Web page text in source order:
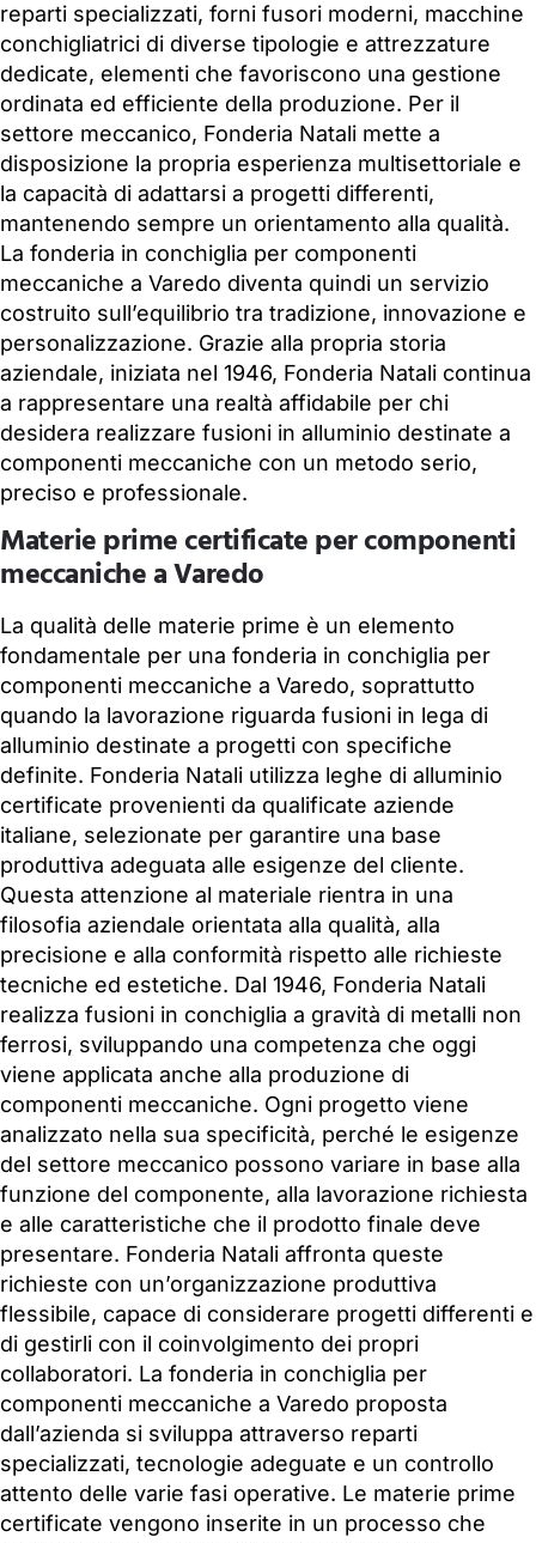
reparti specializzati, forni fusori moderni, macchine
conchigliatrici di diverse tipologie e attrezzature
dedicate, elementi che favoriscono una gestione
ordinata ed efficiente della produzione. Per il
settore meccanico, Fonderia Natali mette a
disposizione la propria esperienza multisettoriale e
la capacità di adattarsi a progetti differenti,
mantenendo sempre un orientamento alla qualità.
La fonderia in conchiglia per componenti
meccaniche a Varedo diventa quindi un servizio
costruito sull’equilibrio tra tradizione, innovazione e
personalizzazione. Grazie alla propria storia
aziendale, iniziata nel 1946, Fonderia Natali continua
a rappresentare una realtà affidabile per chi
desidera realizzare fusioni in alluminio destinate a
componenti meccaniche con un metodo serio,
preciso e professionale.
Materie prime certificate per componenti
meccaniche a Varedo
La qualità delle materie prime è un elemento
fondamentale per una fonderia in conchiglia per
componenti meccaniche a Varedo, soprattutto
quando la lavorazione riguarda fusioni in lega di
alluminio destinate a progetti con specifiche
definite. Fonderia Natali utilizza leghe di alluminio
certificate provenienti da qualificate aziende
italiane, selezionate per garantire una base
produttiva adeguata alle esigenze del cliente.
Questa attenzione al materiale rientra in una
filosofia aziendale orientata alla qualità, alla
precisione e alla conformità rispetto alle richieste
tecniche ed estetiche. Dal 1946, Fonderia Natali
realizza fusioni in conchiglia a gravità di metalli non
ferrosi, sviluppando una competenza che oggi
viene applicata anche alla produzione di
componenti meccaniche. Ogni progetto viene
analizzato nella sua specificità, perché le esigenze
del settore meccanico possono variare in base alla
funzione del componente, alla lavorazione richiesta
e alle caratteristiche che il prodotto finale deve
presentare. Fonderia Natali affronta queste
richieste con un’organizzazione produttiva
flessibile, capace di considerare progetti differenti e
di gestirli con il coinvolgimento dei propri
collaboratori. La fonderia in conchiglia per
componenti meccaniche a Varedo proposta
dall’azienda si sviluppa attraverso reparti
specializzati, tecnologie adeguate e un controllo
attento delle varie fasi operative. Le materie prime
certificate vengono inserite in un processo che